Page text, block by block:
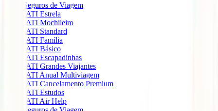
Seguros de Viagem
IATI Estrela
IATI Mochileiro
IATI Standard
IATI Família
IATI Básico
IATI Escapadinhas
IATI Grandes Viajantes
IATI Anual Multiviagem
IATI Cancelamento Premium
IATI Estudos
IATI Air Help